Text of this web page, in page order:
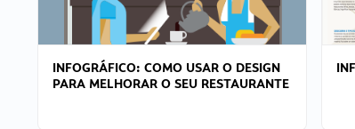
INFOGRÁFICO: COMO USAR O DESIGN
PARA MELHORAR O SEU RESTAURANTE